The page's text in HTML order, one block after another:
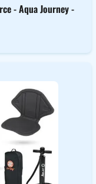
- Aqua Journey -